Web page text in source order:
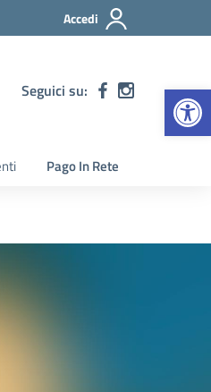
Accedi
Seguici su:
Pago In Rete